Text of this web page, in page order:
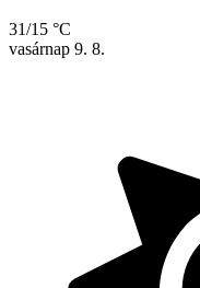
31/15 °C
vasárnap 9. 8.